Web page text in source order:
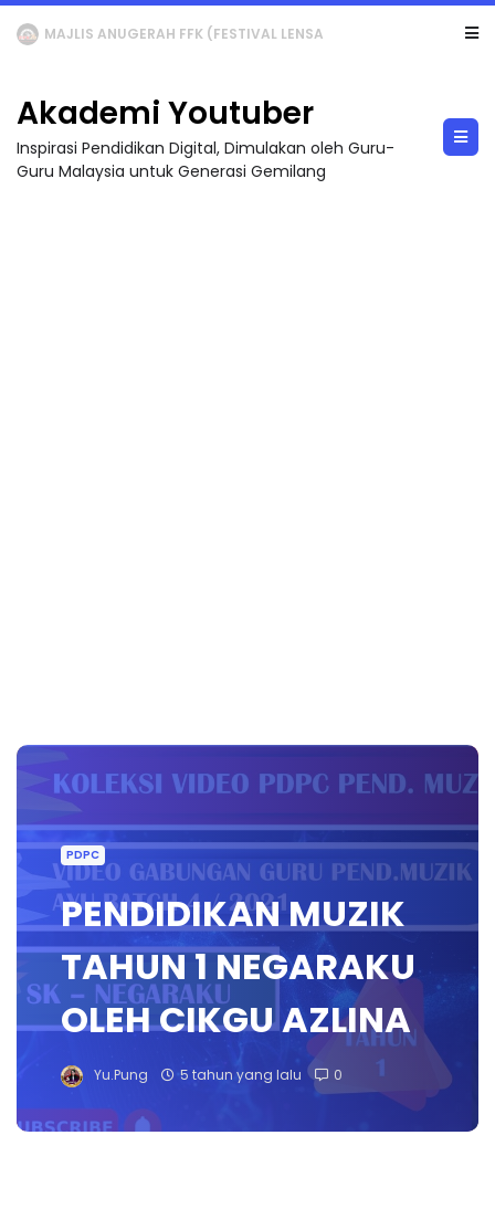
MAJLIS ANUGERAH FFK (FESTIVAL LENSA PENDIDIKAN - FLeP) 2026
Akademi Youtuber
Inspirasi Pendidikan Digital, Dimulakan oleh Guru-
Guru Malaysia untuk Generasi Gemilang
PDPC
PENDIDIKAN MUZIK
TAHUN 1 NEGARAKU
OLEH CIKGU AZLINA
Yu.Pung 5 tahun yang lalu 0